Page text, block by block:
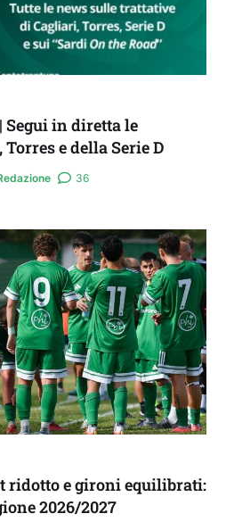
Segui in diretta le
e della Serie D
36
ridotto e gironi equilibrati:
2026/2027